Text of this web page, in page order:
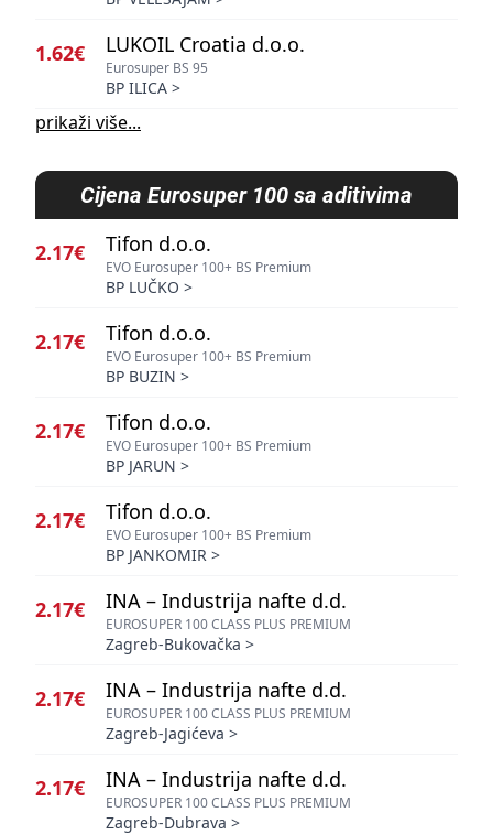
1.62€ LUKOIL Croatia d.o.o.
Eurosuper BS 95
BP ILICA >
prikaži više...
Cijena Eurosuper 100 sa aditivima
2.17€ Tifon d.o.o.
EVO Eurosuper 100+ BS Premium
BP LUČKO >
2.17€ Tifon d.o.o.
EVO Eurosuper 100+ BS Premium
BP BUZIN >
2.17€ Tifon d.o.o.
EVO Eurosuper 100+ BS Premium
BP JARUN >
2.17€ Tifon d.o.o.
EVO Eurosuper 100+ BS Premium
BP JANKOMIR >
2.17€ INA – Industrija nafte d.d.
EUROSUPER 100 CLASS PLUS PREMIUM
Zagreb-Bukovačka >
2.17€ INA – Industrija nafte d.d.
EUROSUPER 100 CLASS PLUS PREMIUM
Zagreb-Jagićeva >
2.17€ INA – Industrija nafte d.d.
EUROSUPER 100 CLASS PLUS PREMIUM
Zagreb-Dubrava >